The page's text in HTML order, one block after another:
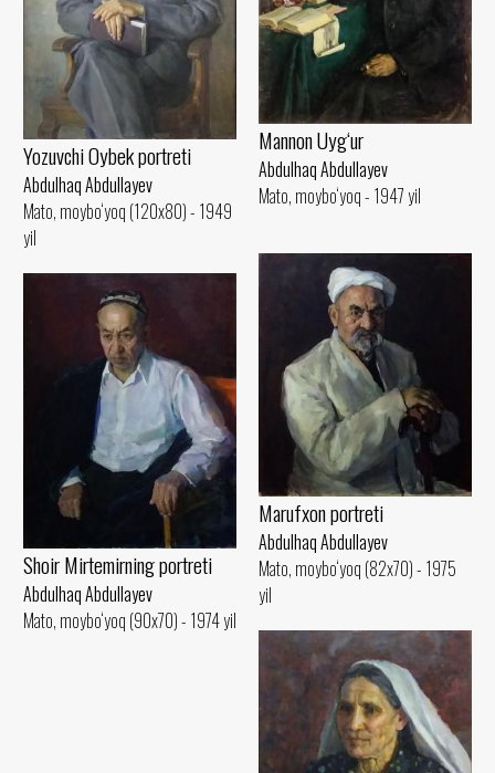
Mannon Uyg‘ur
Abdulhaq Abdullayev
Mato, moybo‘yoq - 1947 yil
Yozuvchi Oybek portreti
Abdulhaq Abdullayev
Mato, moybo‘yoq (120x80) - 1949
yil
Marufxon portreti
Abdulhaq Abdullayev
Mato, moybo‘yoq (82x70) - 1975
yil
Shoir Mirtemirning portreti
Abdulhaq Abdullayev
Mato, moybo‘yoq (90x70) - 1974 yil